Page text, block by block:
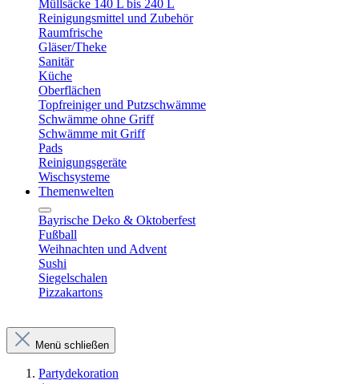
Müllsäcke 140 L bis 240 L
Reinigungsmittel und Zubehör
Raumfrische
Gläser/Theke
Sanitär
Küche
Oberflächen
Topfreiniger und Putzschwämme
Schwämme ohne Griff
Schwämme mit Griff
Pads
Reinigungsgeräte
Wischsysteme
Themenwelten
Bayrische Deko & Oktoberfest
Fußball
Weihnachten und Advent
Sushi
Siegelschalen
Pizzakartons
Menü schließen
Partydekoration